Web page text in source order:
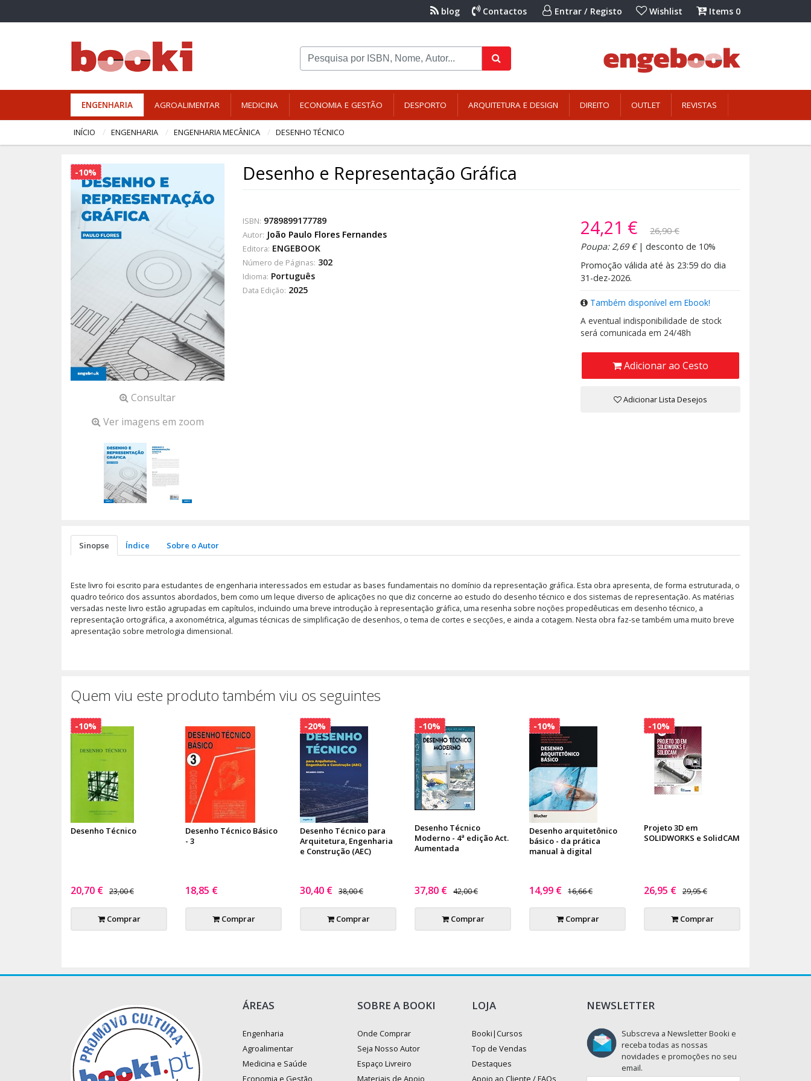
blog Contactos Entrar / Registo Wishlist Items 0
ENGENHARIA AGROALIMENTAR MEDICINA ECONOMIA E GESTÃO DESPORTO ARQUITETURA E DESIGN DIREITO OUTLET REVISTAS
INÍCIO ENGENHARIA ENGENHARIA MECÂNICA DESENHO TÉCNICO
Consultar
-10%
Ver imagens em zoom
Desenho e Representação Gráfica
ISBN: 9789899177789
Autor: João Paulo Flores Fernandes
Editora: ENGEBOOK
Número de Páginas: 302
Idioma: Português
Data Edição: 2025
24,21 €
26,90 €
Poupa: 2,69 €| desconto de 10%
Promoção válida até às 23:59 do dia
31-dez-2026.
Também disponível em Ebook!
A eventual indisponibilidade de stock
será comunicada em 24/48h
Adicionar ao Cesto
Adicionar Lista Desejos
Sinopse Índice Sobre o Autor
Este livro foi escrito para estudantes de engenharia interessados em estudar as bases fundamentais no domínio da representação gráfica. Esta obra apresenta, de forma estruturada, o
quadro teórico dos assuntos abordados, bem como um leque diverso de aplicações no que diz concerne ao estudo do desenho técnico e dos sistemas de representação. As matérias
versadas neste livro estão agrupadas em capítulos, incluindo uma breve introdução à representação gráfica, uma resenha sobre noções propedêuticas em desenho técnico, a
representação ortográfica, a axonométrica, algumas técnicas de simplificação de desenhos, o tema de cortes e secções, e ainda a cotagem. Nesta obra faz-se também uma muito breve
apresentação sobre metrologia dimensional.
Quem viu este produto também viu os seguintes
Desenho Técnico
20,70 € 23,00 €
Comprar
-10%
Desenho Técnico Básico
- 3
18,85 €
Comprar
Desenho Técnico para
Arquitetura, Engenharia
e Construção (AEC)
30,40 € 38,00 €
Comprar
-20%
Desenho Técnico
Moderno - 4ª edição Act.
Aumentada
37,80 € 42,00 €
Comprar
-10%
Desenho arquitetônico
básico - da prática
manual à digital
14,99 € 16,66 €
Comprar
-10%
Projeto 3D em
SOLIDWORKS e SolidCAM
26,95 € 29,95 €
Comprar
-10%
ÁREAS
Engenharia
Agroalimentar
Medicina e Saúde
Economia e Gestão
SOBRE A BOOKI
Onde Comprar
Seja Nosso Autor
Espaço Livreiro
Materiais de Apoio
LOJA
Booki|Cursos
Top de Vendas
Destaques
Apoio ao Cliente / FAQs
NEWSLETTER
Subscreva a Newsletter Booki e
receba todas as nossas
novidades e promoções no seu
email.